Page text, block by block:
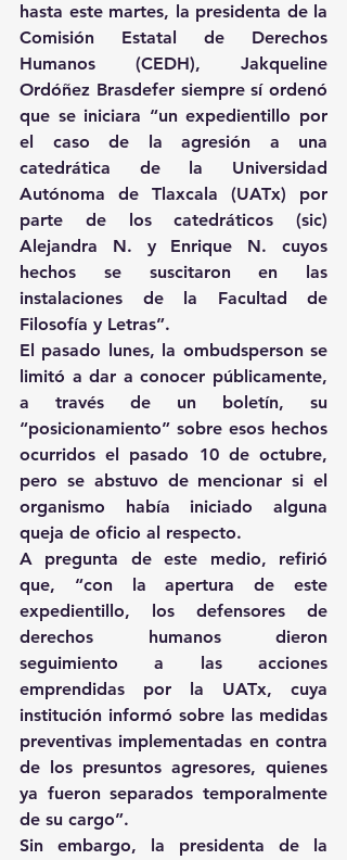
hasta este martes, la presidenta de la
Comisión Estatal de Derechos
Humanos (CEDH), Jakqueline
Ordóñez Brasdefer siempre sí ordenó
que se iniciara “un expedientillo por
el caso de la agresión a una
catedrática de la Universidad
Autónoma de Tlaxcala (UATx) por
parte de los catedráticos (sic)
Alejandra N. y Enrique N. cuyos
hechos se suscitaron en las
instalaciones de la Facultad de
Filosofía y Letras”.
El pasado lunes, la ombudsperson se
limitó a dar a conocer públicamente,
a través de un boletín, su
“posicionamiento” sobre esos hechos
ocurridos el pasado 10 de octubre,
pero se abstuvo de mencionar si el
organismo había iniciado alguna
queja de oficio al respecto.
A pregunta de este medio, refirió
que, “con la apertura de este
expedientillo, los defensores de
derechos humanos dieron
seguimiento a las acciones
emprendidas por la UATx, cuya
institución informó sobre las medidas
preventivas implementadas en contra
de los presuntos agresores, quienes
ya fueron separados temporalmente
de su cargo”.
Sin embargo, la presidenta de la